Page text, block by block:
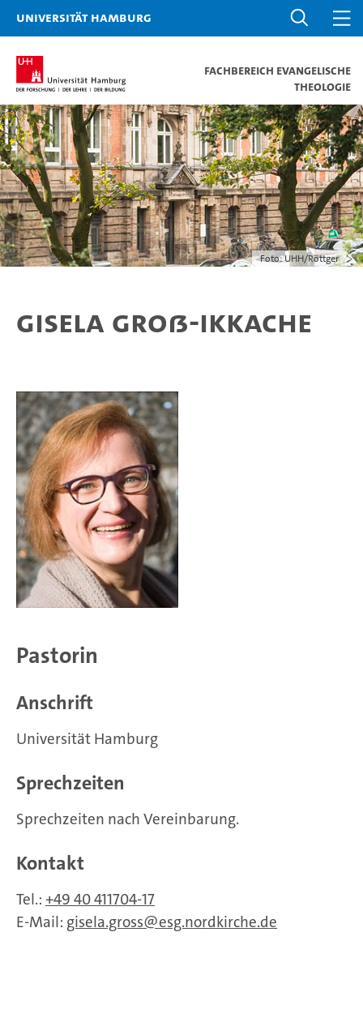
Universität Hamburg
Fachbereich Evangelische
Theologie
Foto: UHH/Röttger
Gisela Groß-Ikkache
Pastorin
Anschrift
Universität Hamburg
Sprechzeiten
Sprechzeiten nach Vereinbarung.
Kontakt
Tel.: +49 40 411704-17
E-Mail: gisela.gross esg.nordkirche.de